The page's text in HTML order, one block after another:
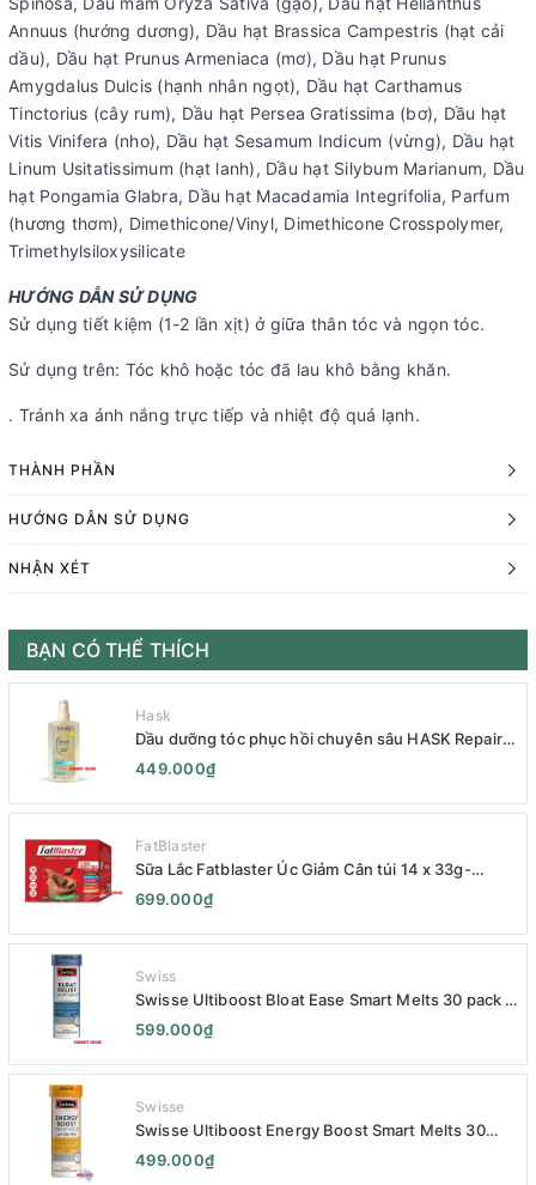
Annuus (hướng dương), Dầu hạt Brassica Campestris (hạt cải
dầu), Dầu hạt Prunus Armeniaca (mơ), Dầu hạt Prunus
Amygdalus Dulcis (hạnh nhân ngọt), Dầu hạt Carthamus
Tinctorius (cây rum), Dầu hạt Persea Gratissima (bơ), Dầu hạt
Vitis Vinifera (nho), Dầu hạt Sesamum Indicum (vừng), Dầu hạt
Linum Usitatissimum (hạt lanh), Dầu hạt Silybum Marianum, Dầu
hạt Pongamia Glabra, Dầu hạt Macadamia Integrifolia, Parfum
(hương thơm), Dimethicone/Vinyl, Dimethicone Crosspolymer,
Trimethylsiloxysilicate
HƯỚNG DẪN SỬ DỤNG
Sử dụng tiết kiệm (1-2 lần xịt) ở giữa thân tóc và ngọn tóc.
Sử dụng trên: Tóc khô hoặc tóc đã lau khô bằng khăn.
. Tránh xa ánh nắng trực tiếp và nhiệt độ quá lạnh.
THÀNH PHẦN
HƯỚNG DẪN SỬ DỤNG
NHẬN XÉT
BẠN CÓ THỂ THÍCH
Hask
Dầu dưỡng tóc phục hồi chuyên sâu HASK Repair
Series 120mL- HASK Repair Series Intensive Repair
449.000₫
FatBlaster
Sữa Lắc Fatblaster Úc Giảm Cân túi 14 x 33g-
Naturopathica Fatblaster Weight Loss Shake
Variety Pack 14 x 33g - Sữa Giảm Cân
699.000₫
Swiss
Swisse Ultiboost Bloat Ease Smart Melts 30 pack -
Kẹo Ngậm Giảm Đầy Hơi Táo Bón Kèm Men Tiêu
Hóa - Swisse Bloat Relief Smart Melt 30 Viên
599.000₫
Swisse
Swisse Ultiboost Energy Boost Smart Melts 30
pack - Viên uống Tăng cường năng lượng tan chảy
thông minh 30 viên
499.000₫